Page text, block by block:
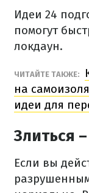
Идеи 24
помогут
локдаун.
ЧИТАЙТЕ ТАКЖЕ:
на
идеи для
Злиться
Если вы